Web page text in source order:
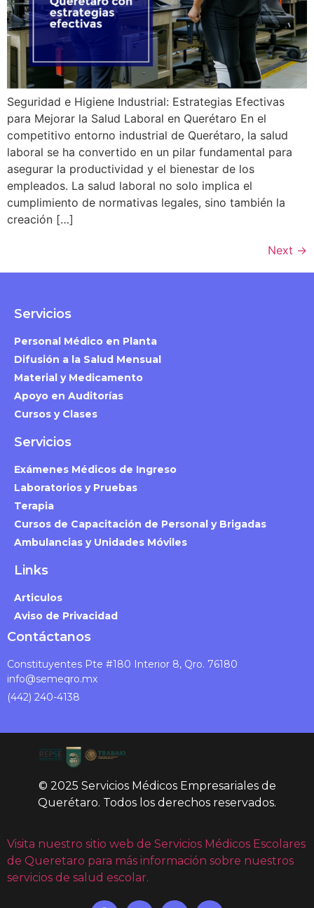
Seguridad e Higiene Industrial: Estrategias Efectivas
para Mejorar la Salud Laboral en Querétaro En el
competitivo entorno industrial de Querétaro, la salud
laboral se ha convertido en un pilar fundamental para
asegurar la productividad y el bienestar de los
empleados. La salud laboral no solo implica el
cumplimiento de normativas legales, sino también la
creación […]
Next →
Servicios
Personal Médico en Planta
Difusión a la Salud Mensual
Material y Medicamento
Apoyo en Auditorías
Cursos y Clases
Servicios
Exámenes Médicos de Ingreso
Laboratorios y Pruebas
Terapia
Cursos de Capacitación de Personal y Brigadas
Ambulancias y Unidades Móviles
Links
Articulos
Aviso de Privacidad
Contáctanos
Constituyentes Pte #180 Interior 8, Qro. 76180
info@semeqro.mx
(442) 240-4138
© 2025 Servicios Médicos Empresariales de
Querétaro. Todos los derechos reservados.
Visita nuestro sitio web de Servicios Médicos Escolares
de Queretaro para más información sobre nuestros
servicios de salud escolar.